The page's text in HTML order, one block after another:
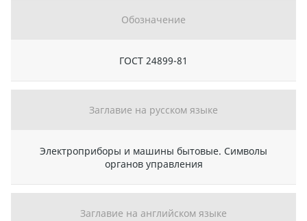
Обозначение
ГОСТ 24899-81
Заглавие на русском языке
Электроприборы и машины бытовые. Символы
органов управления
Заглавие на английском языке